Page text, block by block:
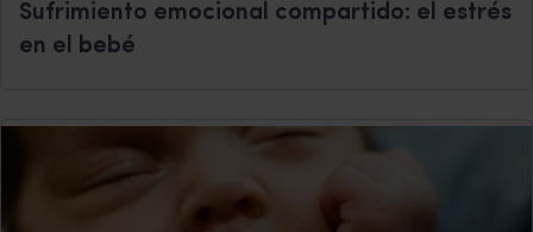
Sufrimiento emocional compartido: el estrés
en el bebé